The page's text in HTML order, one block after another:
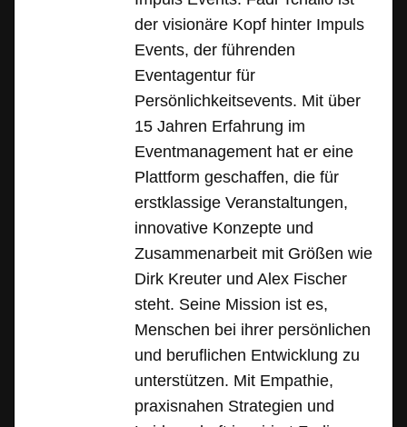
der visionäre Kopf hinter Impuls
Events, der führenden
Eventagentur für
Persönlichkeitsevents. Mit über
15 Jahren Erfahrung im
Eventmanagement hat er eine
Plattform geschaffen, die für
erstklassige Veranstaltungen,
innovative Konzepte und
Zusammenarbeit mit Größen wie
Dirk Kreuter und Alex Fischer
steht. Seine Mission ist es,
Menschen bei ihrer persönlichen
und beruflichen Entwicklung zu
unterstützen. Mit Empathie,
praxisnahen Strategien und